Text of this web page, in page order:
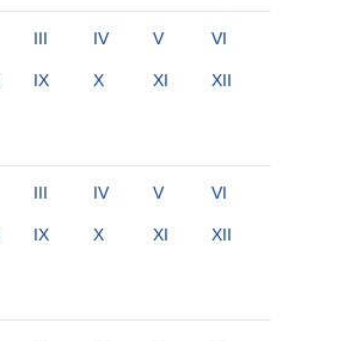
III IV V VI
IX X XI XII
III IV V VI
IX X XI XII